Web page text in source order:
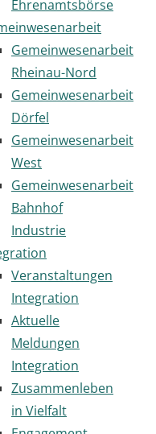
Ehrenamtsbörse
Gemeinwesenarbeit
Rheinau-Nord
Gemeinwesenarbeit
Dörfel
Gemeinwesenarbeit
West
Gemeinwesenarbeit
Bahnhof
Industrie
Veranstaltungen
Integration
Aktuelle
Meldungen
Integration
Zusammenleben
in Vielfalt